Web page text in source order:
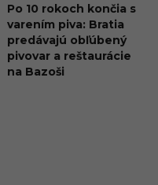
Po 10 rokoch končia s
varením piva: Bratia
predávajú obľúbený
pivovar a reštaurácie
na Bazoši